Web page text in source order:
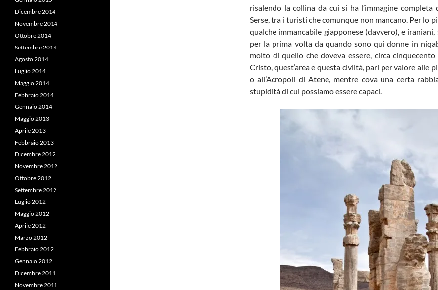
risalendo la collina da cui si ha l’immagine completa
Serse, tra i turisti che comunque non mancano. Per lo
qualche immancabile giapponese (davvero), e
per la prima volta da quando sono qui donne in
molto di quello che doveva essere, circa
Cristo, quest’area e questa civiltà, pari per valore alle
o all’Acropoli di Atene, mentre cova una certa
stupidità di cui possiamo essere capaci.
Dicembre 2014
Novembre 2014
Ottobre 2014
Settembre 2014
Agosto 2014
Luglio 2014
Maggio 2014
Febbraio 2014
Gennaio 2014
Maggio 2013
Aprile 2013
Febbraio 2013
Dicembre 2012
Novembre 2012
Ottobre 2012
Settembre 2012
Luglio 2012
Maggio 2012
Aprile 2012
Marzo 2012
Febbraio 2012
Gennaio 2012
Dicembre 2011
Novembre 2011